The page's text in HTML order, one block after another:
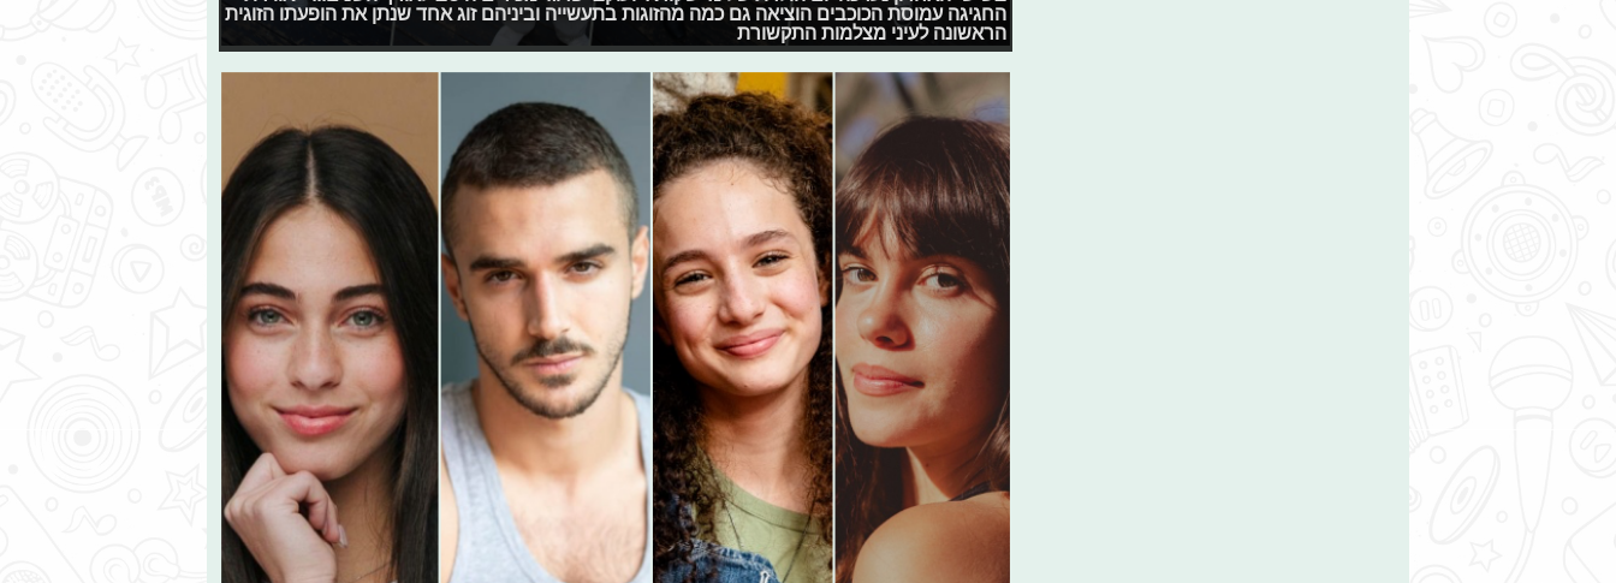
החגיגה עמוסת הכוכבים הוציאה גם כמה מהזוגות בתעשייה וביניהם זוג אחד שנתן את הופעתו הזוגית
הראשונה לעיני מצלמות התקשורת